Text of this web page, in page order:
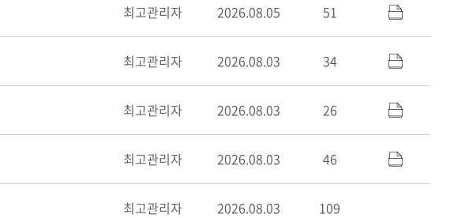
최고관리자 2026.08.05 51
최고관리자 2026.08.03 34
최고관리자 2026.08.03 26
최고관리자 2026.08.03 46
최고관리자 2026.08.03 109